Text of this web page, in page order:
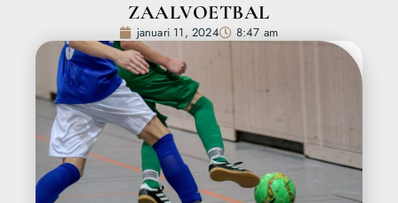
ZAALVOETBAL
januari 11, 2024 8:47 am